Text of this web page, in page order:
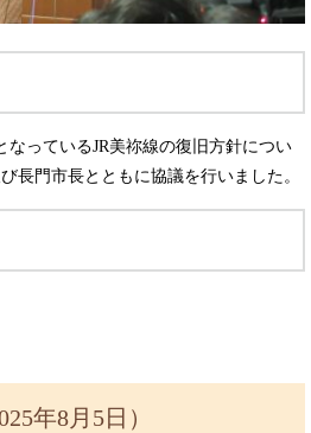
なっているJR美祢線の復旧方針につい
長門市長とともに協議を行いました。
年8月5日）